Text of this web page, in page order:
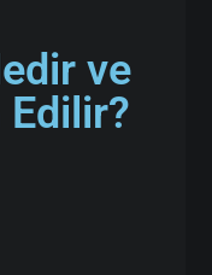
ve
Edilir?